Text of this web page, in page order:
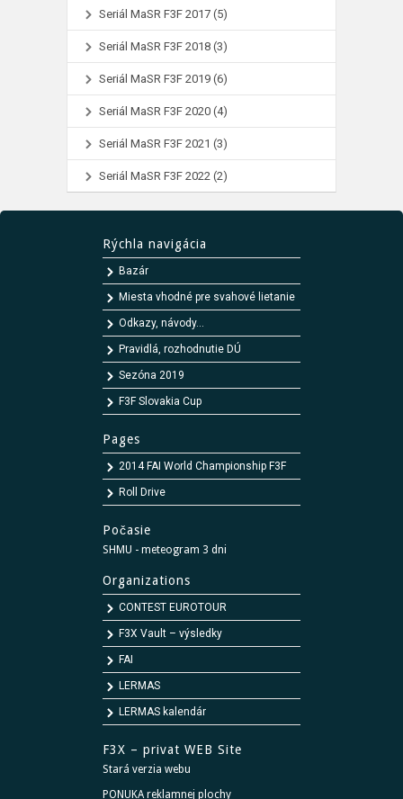
Seriál MaSR F3F 2017 (5)
Seriál MaSR F3F 2018 (3)
Seriál MaSR F3F 2019 (6)
Seriál MaSR F3F 2020 (4)
Seriál MaSR F3F 2021 (3)
Seriál MaSR F3F 2022 (2)
Rýchla navigácia
Bazár
Miesta vhodné pre svahové lietanie
Odkazy, návody...
Pravidlá, rozhodnutie DÚ
Sezóna 2019
F3F Slovakia Cup
Pages
2014 FAI World Championship F3F
Roll Drive
Počasie
SHMU - meteogram 3 dni
Organizations
CONTEST EUROTOUR
F3X Vault – výsledky
FAI
LERMAS
LERMAS kalendár
F3X – privat WEB Site
Stará verzia webu
PONUKA reklamnej plochy